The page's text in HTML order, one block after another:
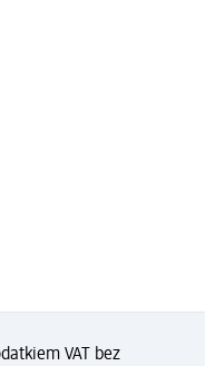
VAT bez